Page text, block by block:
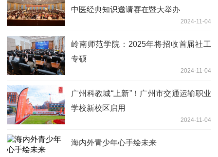
中医经典知识邀请赛在暨大举办
2024-11-04
岭南师范学院：2025年将招收首届社工
专硕
2024-11-04
广州科教城“上新”！广州市交通运输职业
学校新校区启用
2024-11-04
海内外青少年心手绘未来